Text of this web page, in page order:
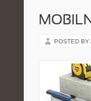
POSTED BY